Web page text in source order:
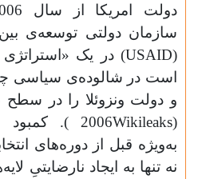
سازمان دولتی توسعه‌ی
(
USAID) در یک
است در شالوده‌ی سیاسی
و دولت ونزوئلا را در سطح
(
Wikileaks
2006
). کمبود
به‌و‌یژه قبل از دوره‌های
نه تنها به ایجاد نارضایتیِ